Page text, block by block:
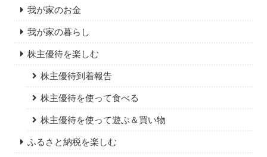
我が家のお金
我が家の暮らし
株主優待を楽しむ
株主優待到着報告
株主優待を使って食べる
株主優待を使って遊ぶ＆買い物
ふるさと納税を楽しむ